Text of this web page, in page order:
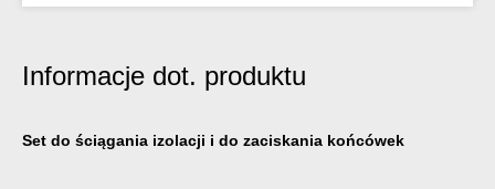
Informacje dot. produktu
Set do ściągania izolacji i do zaciskania końcówek